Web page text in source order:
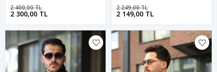
2 300,00 TL
2 400,00 TL
2 149,00 TL
2 249,00 TL